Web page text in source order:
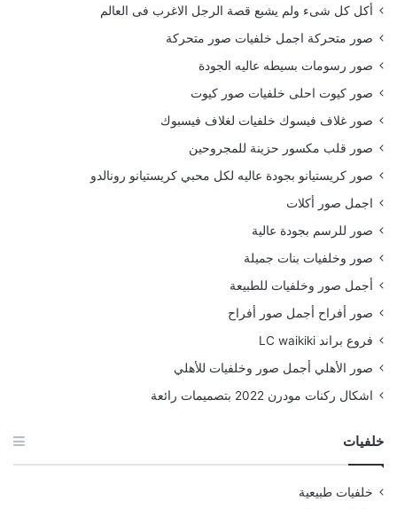
أكل كل شىء ولم يشبع قصة الرجل الاغرب فى العالم
صور متحركة اجمل خلفيات صور متحركة
صور رسومات بسيطه عاليه الجودة
صور كيوت احلى خلفيات صور كيوت
صور غلاف فيسوك خلفيات لغلاف فيسبوك
صور قلب مكسور حزينة للمجروحين
صور كريستيانو بجودة عاليه لكل محبي كريستيانو رونالدو
اجمل صور أكلات
صور للرسم بجودة عالية
صور وخلفيات بنات جميلة
أجمل صور وخلفيات للطبيعة
صور أفراح أجمل صور أفراح
فروع براند LC waikiki
صور الأهلي أجمل صور وخلفيات للأهلي
اشكال ركنات مودرن 2022 بتصميمات رائعة
خلفيات
خلفيات طبيعية